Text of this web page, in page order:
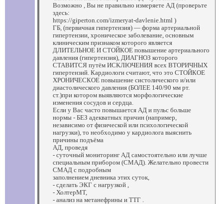
Возможно , Вы не правильно измеряете АД (проверьте
здесь:
https://giperton.com/izmeryat-davlenie.html )
ГБ, (первичная гипертензия) — форма артериальной
гипертензии, хроническое заболевание, основным
клиническим признаком которого является
ДЛИТЕЛЬНОЕ И СТОЙКОЕ повышение артериального
давления (гипертензия), ДИАГНОЗ которого
СТАВИТСЯ путём ИСКЛЮЧЕНИЯ всех ВТОРИЧНЫХ
гипертензий. Кардиологи считают, что это СТОЙКОЕ
ХРОНИЧЕСКОЕ повышение систолического и/или
диастолического давления (БОЛЕЕ 140/90 мм рт.
ст.)при котором выявляются морфологические
изменения сосудов и сердца.
Если у Вас часто повышается АД и пульс больше
нормы - БЕЗ адекватных причин (например,
независимо от физической или психологической
нагрузки), то необходимо у кардиолога выяснить
причины подъёма
АД, проведя
- суточный мониторинг АД самостоятельно или лучше
специальным прибором (СМАД). Желательно провести
СМАД с подробным
заполнением дневника этих суток,
- сделать ЭКГ с нагрузкой ,
- ХолтерМТ,
- анализ на метанефрины и ТТГ .